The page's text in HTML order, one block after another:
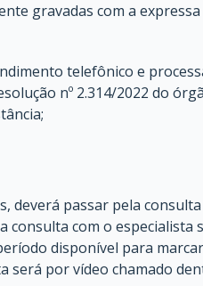
gravadas com a
telefônico e
nº 2.314/2022 do
passar pela
com o especialista
disponível para
será por vídeo chamado